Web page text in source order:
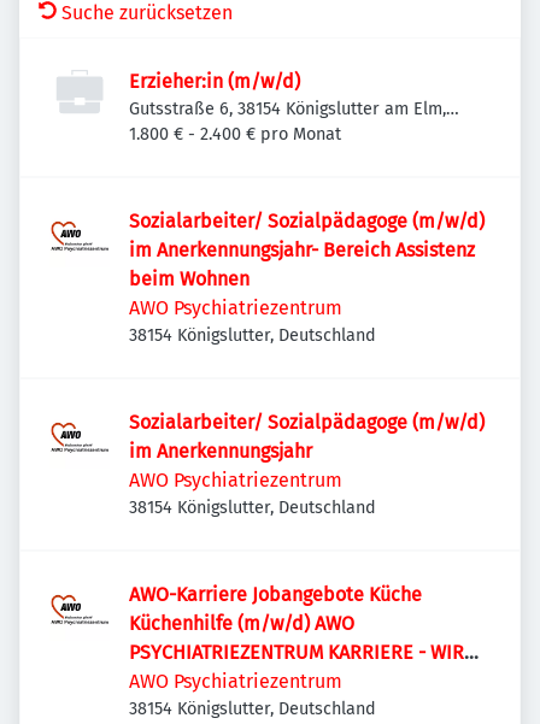
Suche zurücksetzen
Erzieher:in (m/w/d)
Gutsstraße 6, 38154 Königslutter am Elm,
Deutschland
1.800 € - 2.400 € pro Monat
Sozialarbeiter/ Sozialpädagoge (m/w/d)
im Anerkennungsjahr- Bereich Assistenz
beim Wohnen
AWO Psychiatriezentrum
38154 Königslutter, Deutschland
Sozialarbeiter/ Sozialpädagoge (m/w/d)
im Anerkennungsjahr
AWO Psychiatriezentrum
38154 Königslutter, Deutschland
AWO-Karriere Jobangebote Küche
Küchenhilfe (m/w/d) AWO
PSYCHIATRIEZENTRUM KARRIERE - WIR
SUCHEN! Küchenhilfe (m/w/d)
AWO Psychiatriezentrum
38154 Königslutter, Deutschland